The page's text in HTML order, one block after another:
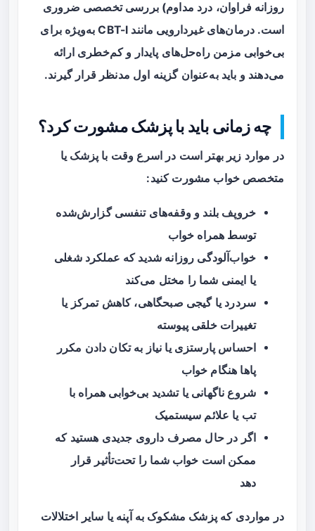
روزانه فراوان، درد مداوم) بررسی تخصصی ضروری
است. درمان‌های غیردارویی مانند CBT-I به‌ویژه برای
بی‌خوابی مزمن راه‌حل‌های پایدار و کم‌خطری ارائه
می‌دهند و باید به‌عنوان گزینه اول مدنظر قرار گیرند.
چه زمانی باید با پزشک مشورت کرد؟
در موارد زیر بهتر است در اسرع وقت با پزشک یا
متخصص خواب مشورت کنید:
خروپف بلند و وقفه‌های تنفسی گزارش‌شده
توسط همراه خواب
خواب‌آلودگی روزانه شدید که عملکرد شغلی
یا ایمنی شما را مختل می‌کند
سردرد یا گیجی صبحگاهی، کاهش تمرکز یا
تغییرات خلقی پیوسته
احساس پارستزی یا نیاز به تکان دادن مکرر
پاها هنگام خواب
شروع ناگهانی یا تشدید بی‌خوابی همراه با
تب یا علائم سیستمیک
اگر در حال مصرف داروی جدیدی هستید که
ممکن است خواب شما را تحت‌تأثیر قرار
دهد
در مواردی که پزشک مشکوک به آپنه یا سایر اختلالات